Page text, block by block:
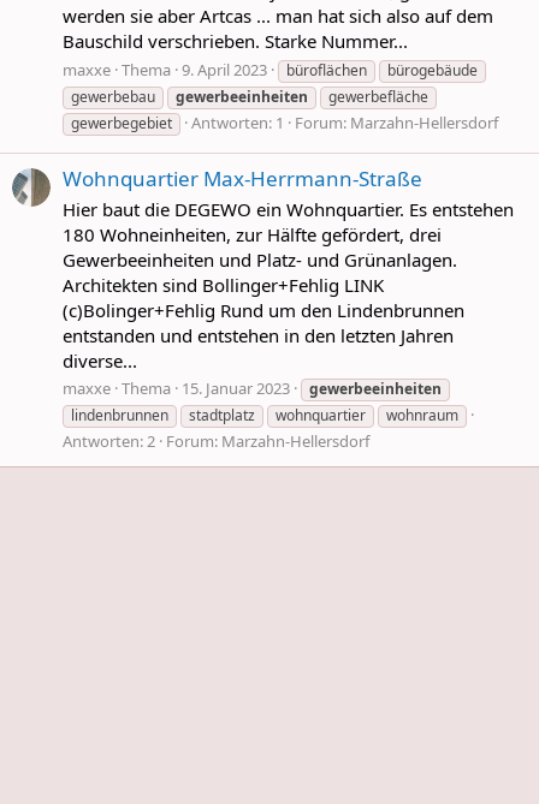
werden sie aber Artcas ... man hat sich also auf dem
Bauschild verschrieben. Starke Nummer...
maxxe Thema 9. April 2023 büroflächen
bürogebäude
gewerbebau
gewerbeeinheiten
gewerbefläche
gewerbegebiet
Antworten: 1 Forum: Marzahn-Hellersdorf
Wohnquartier Max-Herrmann-Straße
Hier baut die DEGEWO ein Wohnquartier. Es entstehen
180 Wohneinheiten, zur Hälfte gefördert, drei
Gewerbeeinheiten und Platz- und Grünanlagen.
Architekten sind Bollinger+Fehlig LINK
(c)Bolinger+Fehlig Rund um den Lindenbrunnen
entstanden und entstehen in den letzten Jahren
diverse...
maxxe Thema 15. Januar 2023
gewerbeeinheiten
lindenbrunnen
stadtplatz wohnquartier wohnraum
Antworten: 2 Forum: Marzahn-Hellersdorf